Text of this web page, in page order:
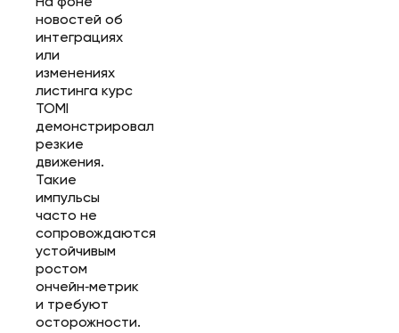
новостей об
интеграциях
или
изменениях
листинга курс
TOMI
демонстрировал
резкие
движения.
Такие
импульсы
часто не
сопровождаются
устойчивым
ростом
ончейн‑метрик
и требуют
осторожности.